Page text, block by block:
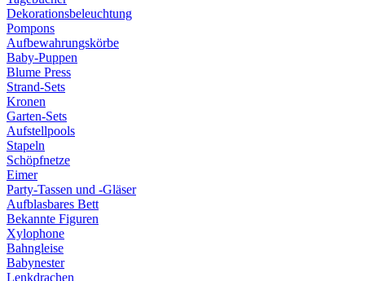
Dekorationsbeleuchtung
Pompons
Aufbewahrungskörbe
Baby-Puppen
Blume Press
Strand-Sets
Kronen
Garten-Sets
Aufstellpools
Stapeln
Schöpfnetze
Eimer
Party-Tassen und -Gläser
Aufblasbares Bett
Bekannte Figuren
Xylophone
Bahngleise
Babynester
Lenkdrachen